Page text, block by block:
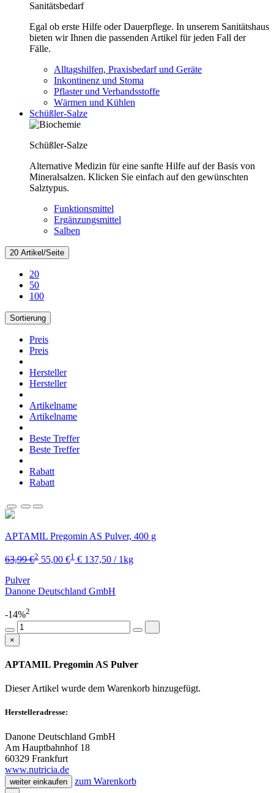
Sanitätsbedarf
Egal ob erste Hilfe oder Dauerpflege. In unserem Sanitätshaus
bieten wir Ihnen die passenden Artikel für jeden Fall der
Fälle.
Alltagshilfen, Praxisbedarf und Geräte
Inkontinenz und Stoma
Pflaster und Verbandsstoffe
Wärmen und Kühlen
Schüßler-Salze
Schüßler-Salze
Alternative Medizin für eine sanfte Hilfe auf der Basis von
Mineralsalzen. Klicken Sie einfach auf den gewünschten
Salztypus.
Funktionsmittel
Ergänzungsmittel
Salben
20 Artikel/Seite
20
50
100
Sortierung
Preis
Preis
Hersteller
Hersteller
Artikelname
Artikelname
Beste Treffer
Beste Treffer
Rabatt
Rabatt
APTAMIL Pregomin AS Pulver, 400 g
63,99 €2 55,00 €1 € 137,50 / 1kg
Pulver
Danone Deutschland GmbH
-14%2
×
APTAMIL Pregomin AS Pulver
Dieser Artikel wurde dem Warenkorb hinzugefügt.
Herstelleradresse:
Danone Deutschland GmbH
Am Hauptbahnhof 18
60329 Frankfurt
www.nutricia.de
weiter einkaufen zum Warenkorb